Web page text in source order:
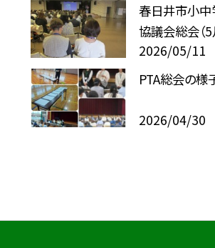
春日井市小
協議会総会（5
2026/05/11
PTA総会の様
2026/04/30